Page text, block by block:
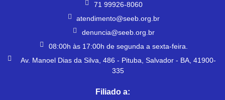
71 99926-8060
atendimento@seeb.org.br
denuncia@seeb.org.br
08:00h às 17:00h de segunda a sexta-feira.
Av. Manoel Dias da Silva, 486 - Pituba, Salvador - BA, 41900-
335
Filiado a: